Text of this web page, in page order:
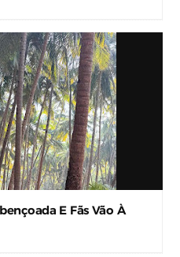
E Fãs Vão À